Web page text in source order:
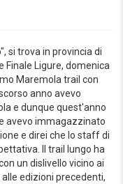
si trova in provincia di
Finale Ligure, domenica
Maremola trail con
anno avevo
e dunque quest'anno
avevo immagazzinato
e direi che lo staff di
Il trail lungo ha
un dislivello vicino ai
edizioni precedenti,